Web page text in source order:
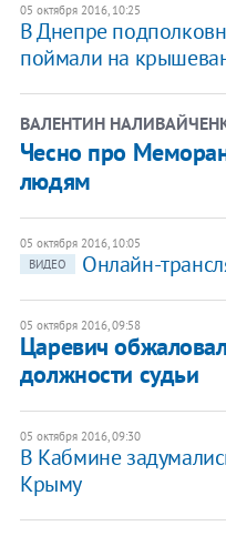
05 октября 2016, 10:25
В Днепре
поймали на
ВАЛЕНТИН
Чесно про
людям
05 октября 2016, 10:05
ВИДЕО
Онлайн-
05 октября 2016, 09:58
Царевич
должности судьи
05 октября 2016, 09:30
В Кабмине
Крыму